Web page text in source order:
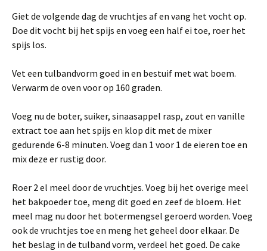
Giet de volgende dag de vruchtjes af en vang het vocht op.
Doe dit vocht bij het spijs en voeg een half ei toe, roer het
spijs los.
Vet een tulbandvorm goed in en bestuif met wat boem.
Verwarm de oven voor op 160 graden.
Voeg nu de boter, suiker, sinaasappel rasp, zout en vanille
extract toe aan het spijs en klop dit met de mixer
gedurende 6-8 minuten. Voeg dan 1 voor 1 de eieren toe en
mix deze er rustig door.
Roer 2 el meel door de vruchtjes. Voeg bij het overige meel
het bakpoeder toe, meng dit goed en zeef de bloem. Het
meel mag nu door het botermengsel geroerd worden. Voeg
ook de vruchtjes toe en meng het geheel door elkaar. De
het beslag in de tulband vorm, verdeel het goed. De cake